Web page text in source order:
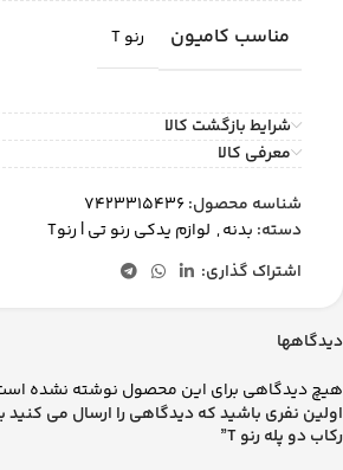
مناسب کامیون رنو T
شرایط بازگشت کالا
معرفی کالا
شناسه محصول:7423315436
دسته: بدنه, لوازم یدکی رنو تی | رنوT
اشتراک گذاری:
دیدگاهها
هیچ دیدگاهی برای این محصول نوشته نشده
اولین نفری باشید که دیدگاهی را ارسال می کنید
رکاب دو پله رنو T”